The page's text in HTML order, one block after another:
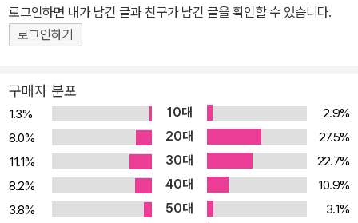
을 파헤쳐 전혀 생소한 성질의 공포를 느끼게 하는 것으로 이름 높다.
끔찍하고 매우 부자연스러우며 외계의 분위기를 풍기는 그 스타일은
의 작품은 크게 공포와 판타지를 큰 축으로 한다. 그러나 여러 가지 요
소가 혼합된 러브크래프트의 작품들에 대해 공정하고 정확하게 분류
하기란 어렵다. 러브크래프트식 공포는 전통적인 고딕 소설, 공포와
SF를 결합한 독특한 작품 세계로 나눌 수 있으며, 여기에는 크툴루
신화와 코스믹 호러의 작품들이 속한다. 크툴루 신화는 인류 이전에
지구엔 외계에서 온 매우 강력한 존재들이 있었고, 고대의 신화와 전
로그인하면 내가 남긴 글과 친구가 남긴 글을 확인할 수 있습니다.
로그인하기
구매자 분포
1.3% 10대
2.9%
8.0%
20대
27.5%
11.1%
30대
22.7%
8.2%
40대
10.9%
3.8%
50대
3.1%